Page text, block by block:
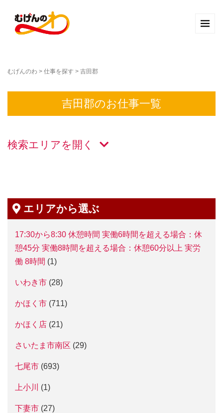
むげんのわ > 仕事を探す > 吉田郡
吉田郡のお仕事一覧
検索エリアを
エリアから選ぶ
17:30から8:30 休憩時間 実働6時間を超える場合：休
憩45分 実働8時間を超える場合：休憩60分以上 実労
働 8時間 (1)
いわき市 (28)
かほく市 (711)
かほく店 (21)
さいたま市南区 (29)
七尾市 (693)
上小川 (1)
下妻市 (27)